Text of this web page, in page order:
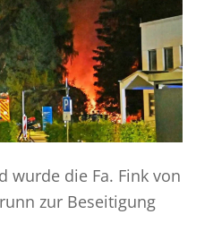
wurde die Fa. Fink von
zur Beseitigung